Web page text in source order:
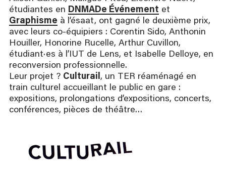
étudiantes en DNMADe Événement et
Graphisme à l’ésaat, ont gagné le deuxième prix,
avec leurs co-équipiers : Corentin Sido, Anthonin
Houiller, Honorine Rucelle, Arthur Cuvillon,
étudiant·es à l’IUT de Lens, et Isabelle Delloye, en
reconversion professionnelle.
Leur projet ? Culturail , un TER réaménagé en
train culturel accueillant le public en gare :
expositions, prolongations d’expositions, concerts,
conférences, pièces de théâtre…